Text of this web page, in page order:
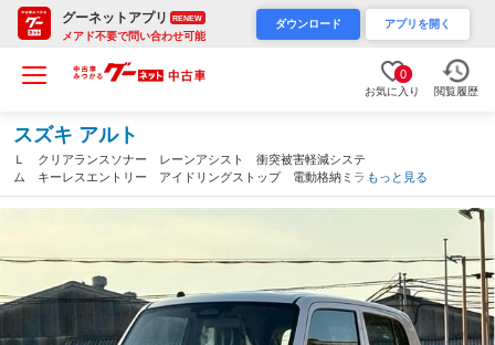
グーネットアプリ RENEW
メアド不要で問い合わせ可能
ダウンロード アプリを開く
0
お気に入り 閲覧履歴
スズキ アルト
Ｌ クリアランスソナー レーンアシスト 衝突被害軽減システ
ム キーレスエントリー アイドリングストップ 電動格納ミラ
ー シートヒーター ＣＶＴ 盗難防止システム ＡＢＳ ＥＳ
Ｃ 衝突安全ボディ エアコン（滋賀県）
もっと見る